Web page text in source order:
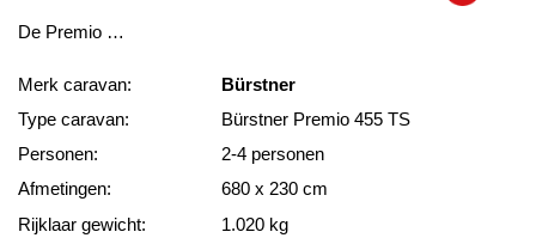
De Premio …
Merk caravan:
Bürstner
Type caravan:
Bürstner Premio 455 TS
Personen:
2-4 personen
Afmetingen:
680 x 230 cm
Rijklaar gewicht:
1.020 kg